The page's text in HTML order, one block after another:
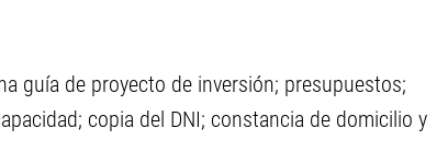
guía de proyecto de inversión; presupuestos;
copia del DNI; constancia de domicilio y